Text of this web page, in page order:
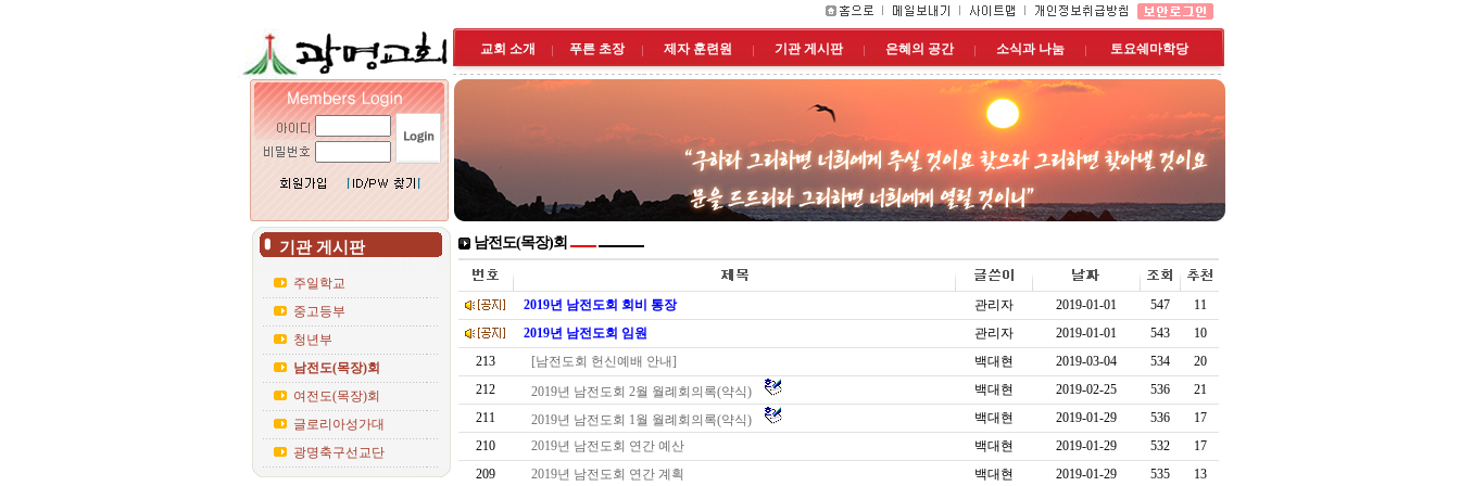
교회 소개 푸른 초장 제자 훈련원 기관 게시판 은혜의 공간 소식과 나눔 토요쉐마학당
기관 게시판
주일학교
중고등부
청년부
남전도(목장)회
여전도(목장)회
글로리아성가대
광명축구선교단
남전도(목장)회
2019년 남전도회 회비 통장 관리자 2019-01-01 547
11
2019년 남전도회 임원
관리자 2019-01-01 543
10
213
[남전도회 헌신예배 안내] 백대현 2019-03-04 534
20
212
2019년 남전도회 2월 월례회의록(약식) 백대현 2019-02-25 536
21
211
2019년 남전도회 1월 월례회의록(약식) 백대현 2019-01-29 536
17
210
2019년 남전도회 연간 예산 백대현 2019-01-29 532
17
209
2019년 남전도회 연간 계획 백대현 2019-01-29 535 13